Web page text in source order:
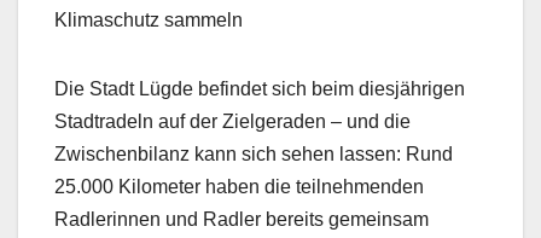
Klimaschutz sammeln
Die Stadt Lügde befindet sich beim diesjährigen
Stadtradeln auf der Zielgeraden – und die
Zwischenbilanz kann sich sehen lassen: Rund
25.000 Kilometer haben die teilnehmenden
Radlerinnen und Radler bereits gemeinsam